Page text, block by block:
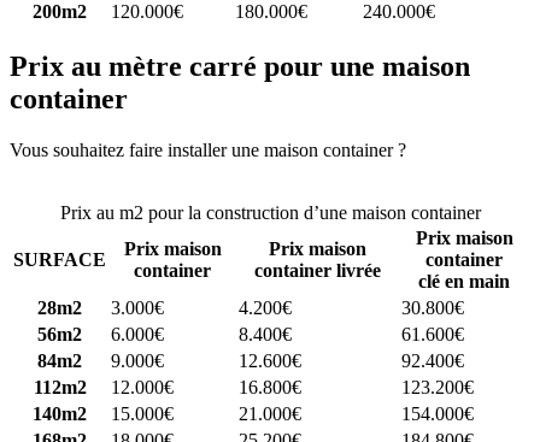
200m2
120.000€ 180.000€ 240.000€
Prix au mètre carré pour une maison
container
Vous souhaitez faire installer une maison container ?
Prix au m2 pour la construction d’une maison container
SURFACE
Prix maison
container
Prix maison
container livrée
Prix maison
container
clé en main
28m2
3.000€ 4.200€
30.800€
56m2
6.000€ 8.400€
61.600€
84m2
9.000€ 12.600€
92.400€
112m2
12.000€ 16.800€
123.200€
140m2
15.000€ 21.000€
154.000€